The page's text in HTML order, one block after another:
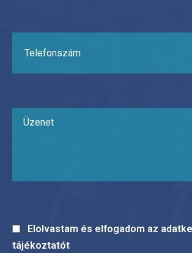
Elolvastam és elfogadom az
tájékoztatót